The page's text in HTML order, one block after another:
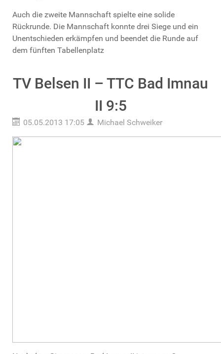
Auch die zweite Mannschaft spielte eine solide
Rückrunde. Die Mannschaft konnte drei Siege und ein
Unentschieden erkämpfen und beendet die Runde auf
dem fünften Tabellenplatz
TV Belsen II – TTC Bad Imnau
II 9:5
05.05.2013 17:05 Michael Schweiker